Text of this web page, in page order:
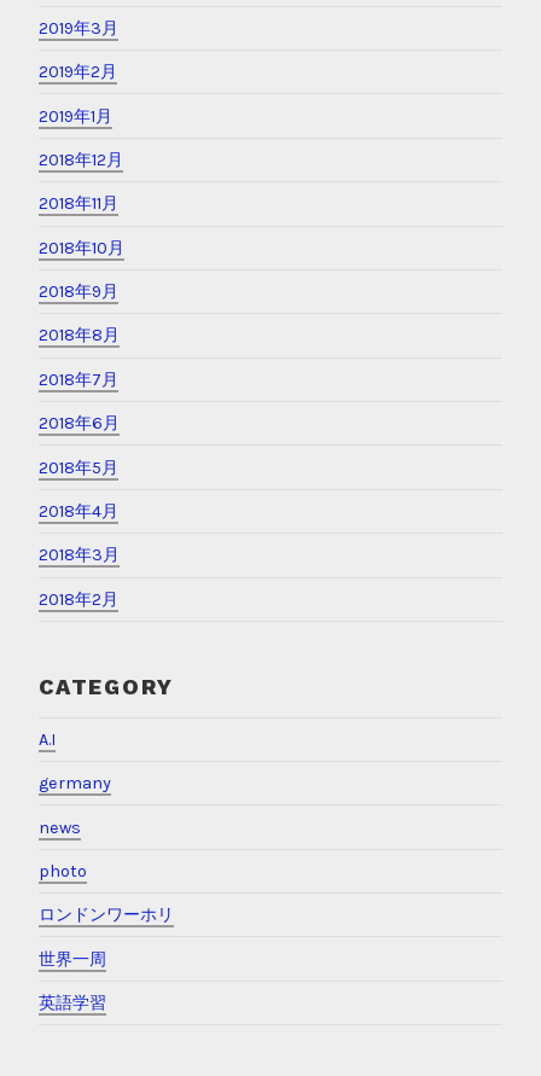
2019年3月
2019年2月
2019年1月
2018年12月
2018年11月
2018年10月
2018年9月
2018年8月
2018年7月
2018年6月
2018年5月
2018年4月
2018年3月
2018年2月
CATEGORY
A.I
germany
news
photo
ロンドンワーホリ
世界一周
英語学習